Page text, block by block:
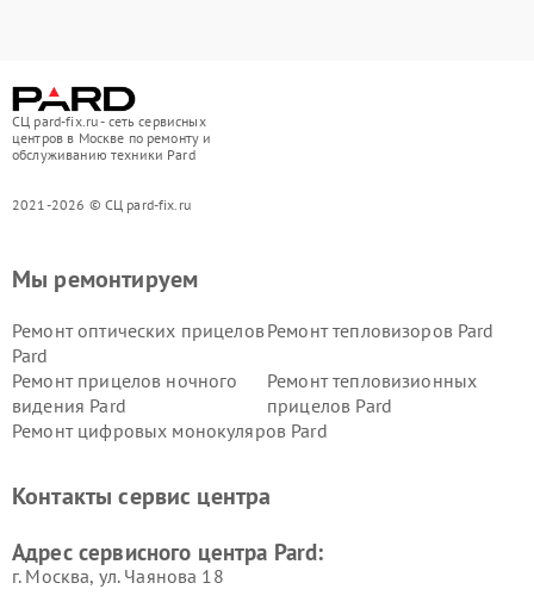
СЦ pard-fix.ru - сеть сервисных
центров в Москве по ремонту и
обслуживанию техники Pard
2021-2026 © СЦ pard-fix.ru
Мы ремонтируем
Ремонт оптических прицелов
Pard
Ремонт тепловизоров Pard
Ремонт прицелов ночного
видения Pard
Ремонт тепловизионных
прицелов Pard
Ремонт цифровых монокуляров Pard
Контакты сервис центра
Адрес сервисного центра Pard:
г. Москва, ул. Чаянова 18